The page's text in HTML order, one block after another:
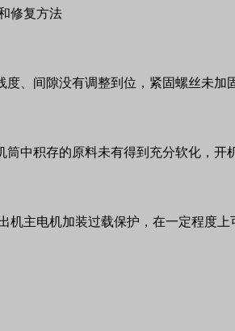
、间隙没有调整到位，紧固螺丝未加
中积存的原料未有得到充分软化，
机主电机加装过载保护，在一定程度